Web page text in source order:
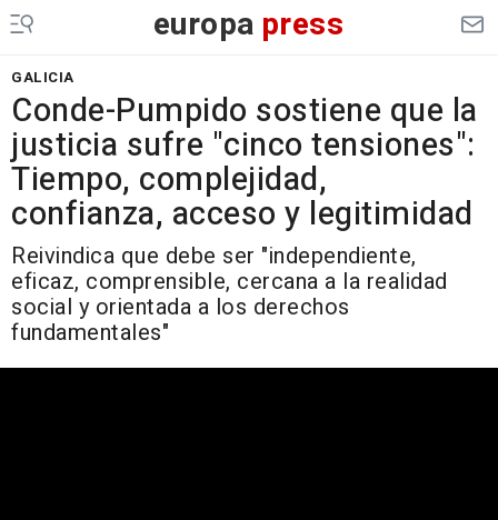
europa press
GALICIA
Conde-Pumpido sostiene que la
justicia sufre "cinco tensiones":
Tiempo, complejidad,
confianza, acceso y legitimidad
Reivindica que debe ser "independiente,
eficaz, comprensible, cercana a la realidad
social y orientada a los derechos
fundamentales"